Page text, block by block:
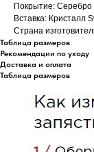
Покрытие: Серебро
Вставка: Кристалл
Страна
Таблица размеров
Рекомендации по уходу
Доставка и оплата
Таблица размеров